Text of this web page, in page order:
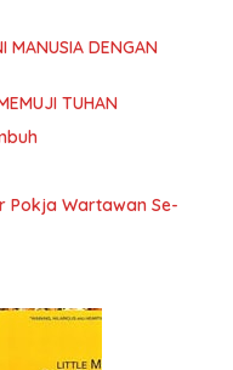
MANUSIA DENGAN
TUHAN
Pokja Wartawan Se-